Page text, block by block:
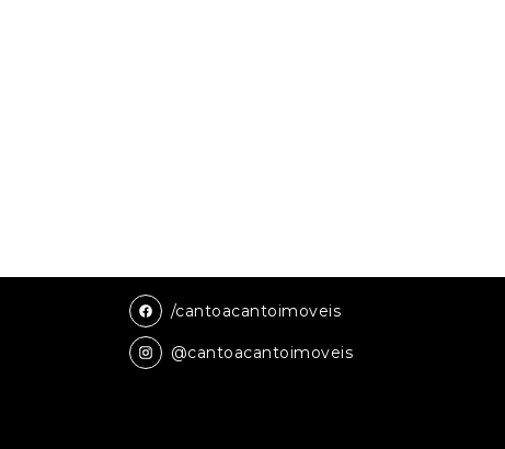
/cantoacantoimoveis
@cantoacantoimoveis